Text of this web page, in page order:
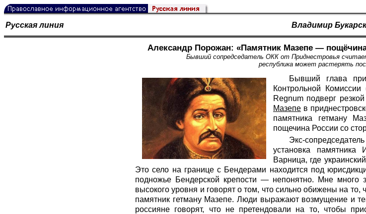
Русская линия Владимир
Александр Порожан: «Памятник Мазепе —
Бывший сопредседатель ОКК от Приднестровья
республика может растерять
Бывший глава
Контрольной
Regnum подверг резкой
Мазепе в
памятника гетману
пощечина России со
Экс-
установка
Варница, где
Это село на границе с Бендерами находится под
подножье Бендерской крепости — непонятно. Мне много
высокого уровня и говорят о том, что сильно обижены на
памятник гетману Мазепе. Люди выражают возмущение и
россияне говорят, что не претендовали на то, чтобы